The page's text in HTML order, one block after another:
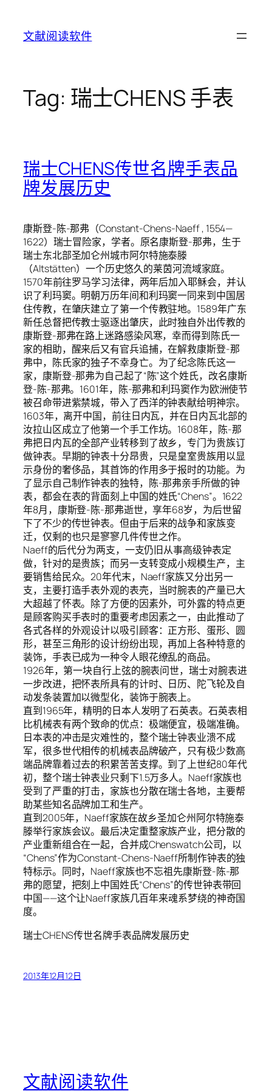
content
文献阅读软件
Tag: 瑞士CHENS 手表
瑞士CHENS传世名牌手表品
牌发展历史
康斯登-陈-那弗（Constant-Chens-Naeff , 1554—
1622）瑞士冒险家，学者。原名康斯登-那弗，生于
瑞士东北部圣加仑州城市阿尔特施泰滕
（Altstätten）一个历史悠久的莱茵河流域家庭。
1570年前往罗马学习法律，两年后加入耶稣会，并认
识了利玛窦。明朝万历年间和利玛窦一同来到中国居
住传教，在肇庆建立了第一个传教驻地。1589年广东
新任总督把传教士驱逐出肇庆，此时独自外出传教的
康斯登-那弗在路上迷路感染风寒，幸而得到陈氏一
家的相助，醒来后又有官兵追捕，在解救康斯登-那
弗中，陈氏家的独子不幸身亡。为了纪念陈氏这一
家，康斯登-那弗为自己起了“陈”这个姓氏，改名康斯
登-陈-那弗。1601年，陈-那弗和利玛窦作为欧洲使节
被召命带进紫禁城，带入了西洋的钟表献给明神宗。
1603年，离开中国，前往日内瓦，并在日内瓦北部的
汝拉山区成立了他第一个手工作坊。1608年，陈-那
弗把日内瓦的全部产业转移到了故乡，专门为贵族订
做钟表。早期的钟表十分昂贵，只是皇室贵族用以显
示身份的奢侈品，其首饰的作用多于报时的功能。为
了显示自己制作钟表的独特，陈-那弗亲手所做的钟
表，都会在表的背面刻上中国的姓氏“Chens”。1622
年8月，康斯登-陈-那弗逝世，享年68岁，为后世留
下了不少的传世钟表。但由于后来的战争和家族变
迁，仅剩的也只是寥寥几件传世之作。
Naeff的后代分为两支，一支仍旧从事高级钟表定
做，针对的是贵族；而另一支转变成小规模生产，主
要销售给民众。20年代末，Naeff家族又分出另一
支，主要打造手表外观的表壳，当时腕表的产量已大
大超越了怀表。除了方便的因素外，可外露的特点更
是顾客购买手表时的重要考虑因素之一，由此推动了
各式各样的外观设计以吸引顾客：正方形、蛋形、圆
形，甚至三角形的设计纷纷出现，再加上各种特意的
装饰，手表已成为一种令人眼花缭乱的商品。
1926年，第一块自行上弦的腕表问世，瑞士对腕表进
一步改进，把怀表所具有的计时、日历、陀飞轮及自
动发条装置加以微型化，装饰于腕表上。
直到1965年，精明的日本人发明了石英表。石英表相
比机械表有两个致命的优点：极端便宜，极端准确。
日本表的冲击是灾难性的，整个瑞士钟表业溃不成
军，很多世代相传的机械表品牌破产，只有极少数高
端品牌靠着过去的积累苦苦支撑。到了上世纪80年代
初，整个瑞士钟表业只剩下1.5万多人。Naeff家族也
受到了严重的打击，家族也分散在瑞士各地，主要帮
助某些知名品牌加工和生产。
直到2005年，Naeff家族在故乡圣加仑州阿尔特施泰
滕举行家族会议。最后决定重整家族产业，把分散的
产业重新组合在一起，合并成Chenswatch公司，以
“Chens”作为Constant-Chens-Naeff所制作钟表的独
特标示。同时，Naeff家族也不忘祖先康斯登-陈-那
弗的愿望，把刻上中国姓氏“Chens”的传世钟表带回
中国——这个让Naeff家族几百年来魂系梦绕的神奇国
度。
瑞士CHENS传世名牌手表品牌发展历史
2013年12月12日
文献阅读软件